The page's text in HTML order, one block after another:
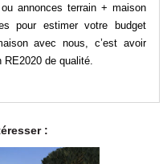
annonces terrain + maison
pour estimer votre budget
avec nous, c’est avoir
de qualité.
projet de construction de
choisissant un constructeur
profitez des garanties du
: